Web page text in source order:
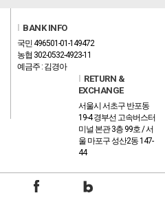
BANK INFO
국민 496501-01-149472
농협 302-0532-4923-11
예금주 : 김경아
RETURN &
EXCHANGE
서울시 서초구 반포동
19-4 경부선 고속버스터
미널 본관 3층 99호 / 서
울 마포구 성산2동 147-
44